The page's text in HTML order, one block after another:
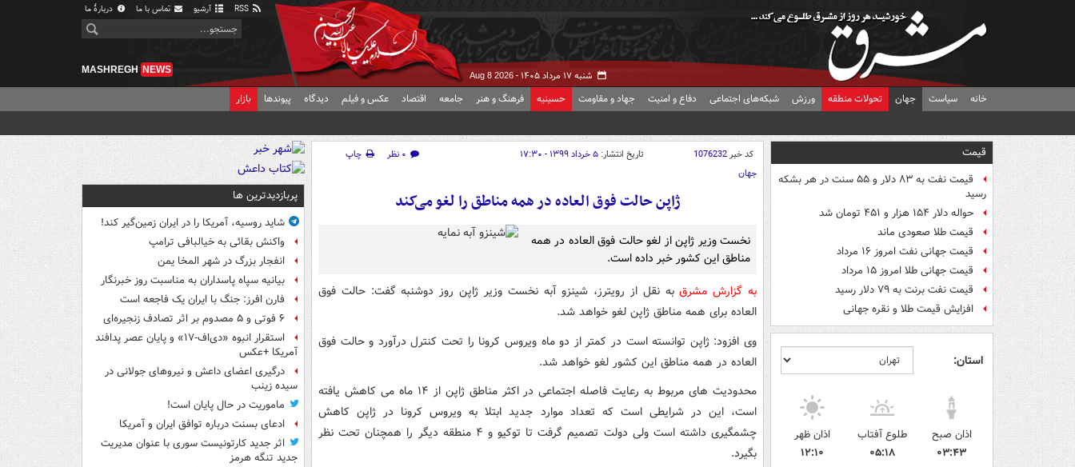
آرشیو تماس با ما دربارهٔ ما
شنبه ۱۷ مرداد ۱۴۰۵ - Aug 8 2026
MASHREGH NEWS
خانه سیاست جهان تحولات منطقه ورزش شبکه‌های اجتماعی دفاع و امنیت جهاد و مقاومت حسینیه فرهنگ و هنر جامعه اقتصاد عکس و فیلم دیدگاه پیوندها بازار
قیمت
قیمت نفت به ۸۳ دلار و ۵۵ سنت در هر بشکه
رسید
حواله دلار ۱۵۴ هزار و ۴۵۱ تومان شد
قیمت طلا صعودی ماند
قیمت جهانی نفت امروز ۱۶ مرداد
قیمت جهانی طلا امروز ۱۵ مرداد
قیمت نفت برنت به ۷۹ دلار رسید
افزایش قیمت طلا و نقره جهانی
استان:
اذان صبح
۰۳:۴۳
طلوع آفتاب
۰۵:۱۸
اذان ظهر
۱۲:۱۰
کد خبر1076232 تاریخ انتشار: ۵ خرداد ۱۳۹۹ - ۱۷:۳۰ ۰ نظر
چاپ
جهان
ژاپن حالت فوق العاده در همه مناطق را لغو می‌کند
نخست وزیر ژاپن از لغو حالت فوق العاده در همه
مناطق این کشور خبر داده است.
به گزارش مشرقبه نقل از رویترز، شینزو آبه نخست وزیر ژاپن روز دوشنبه گفت: حالت فوق
العاده برای همه مناطق ژاپن لغو خواهد شد.
وی افزود: ژاپن توانسته است در کمتر از دو ماه ویروس کرونا را تحت کنترل درآورد و حالت فوق
العاده در همه مناطق این کشور لغو خواهد شد.
محدودیت های مربوط به رعایت فاصله اجتماعی در اکثر مناطق ژاپن از ۱۴ ماه می کاهش یافته
است، این در شرایطی است که تعداد موارد جدید ابتلا به ویروس کرونا در ژاپن کاهش
چشمگیری داشته است ولی دولت تصمیم گرفت تا توکیو و ۴ منطقه دیگر را همچنان تحت نظر
بگیرد.
پربازدیدترین ها
شاید روسیه، آمریکا را در ایران زمین‌گیر کند!
واکنش بقائی به خیالبافی ترامپ
انفجار بزرگ در شهر المخا یمن
بیانیه سپاه پاسداران به مناسبت روز خبرنگار
فارن افرز: جنگ با ایران یک فاجعه است
۶ فوتی و ۵ مصدوم بر اثر تصادف زنجیره‌ای
استقرار انبوه «دی‌اف‑۱۷» و پایان عصر پدافند
آمریکا +عکس
درگیری اعضای داعش و نیروهای جولانی در
سیده زینب
ماموریت در حال پایان است!
ادعای بسنت درباره توافق ایران و آمریکا
اثر جدید کارتونیست سوری با عنوان مدیریت
جدید تنگه هرمز